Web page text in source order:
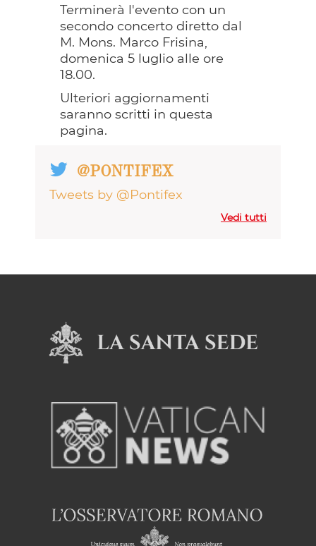
Terminerà l'evento con un
secondo concerto diretto dal
M. Mons. Marco Frisina,
domenica 5 luglio alle ore
18.00.
Ulteriori aggiornamenti
saranno scritti in questa
pagina.
@PONTIFEX
Tweets by @Pontifex
Vedi tutti